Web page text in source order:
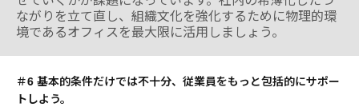
ながりを立て直し、組織文化を強化するために物理的環
境であるオフィスを最大限に活用しましょう。
＃6 基本的条件だけでは不十分、従業員をもっと包括的にサポー
トしよう。